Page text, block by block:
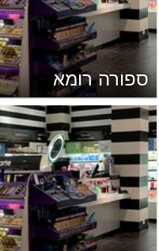
ספורה רומא